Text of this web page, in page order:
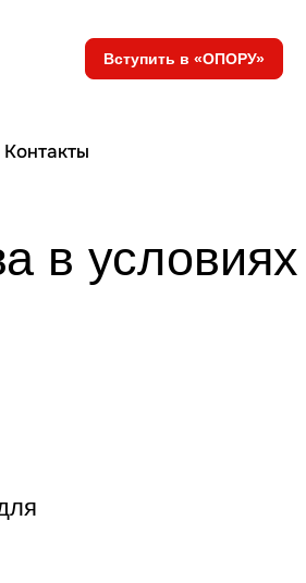
Вступить в «ОПОРУ»
Контакты
в условиях